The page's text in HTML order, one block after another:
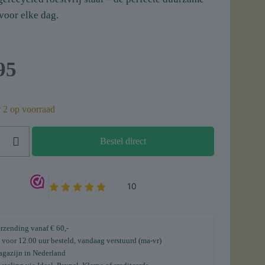
elke dag.
2 op voorraad
Bestel direct
vanaf € 60,-
voor 12.00 uur besteld, vandaag verstuurd (ma-vr)
in Nederland